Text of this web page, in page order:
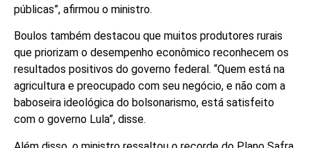
públicas”, afirmou o ministro.
Boulos também destacou que muitos produtores rurais
que priorizam o desempenho econômico reconhecem os
resultados positivos do governo federal. “Quem está na
agricultura e preocupado com seu negócio, e não com a
baboseira ideológica do bolsonarismo, está satisfeito
com o governo Lula”, disse.